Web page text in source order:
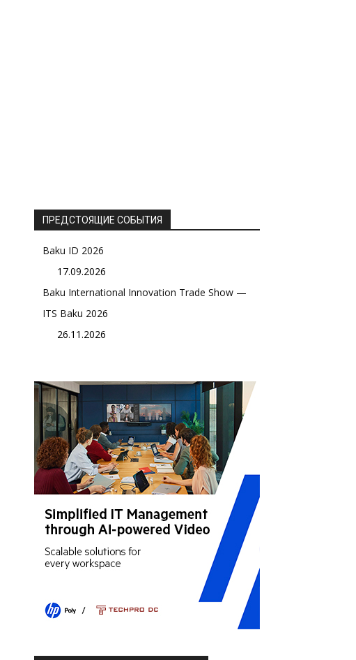
ПРЕДСТОЯЩИЕ СОБЫТИЯ
Baku ID 2026
17.09.2026
Baku International Innovation Trade Show —
ITS Baku 2026
26.11.2026